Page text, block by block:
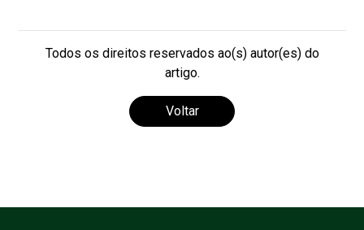
Todos os direitos reservados ao(s) autor(es) do
artigo.
Voltar